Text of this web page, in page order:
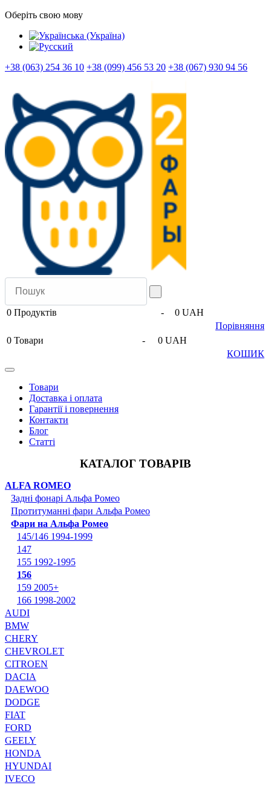
Оберіть свою мову
+38 (063) 254 36 10 +38 (099) 456 53 20 +38 (067) 930 94 56
0 Продуктів -
0 UAH
Порівняння
0 Товари -
0 UAH
КОШИК
Товари
Доставка і оплата
Гарантії і повернення
Контакти
Блог
Статті
КАТАЛОГ ТОВАРІВ
ALFA ROMEO
Задні фонарі Альфа Ромео
Протитуманні фари Альфа Ромео
Фари на Альфа Ромео
145/146 1994-1999
147
155 1992-1995
156
159 2005+
166 1998-2002
AUDI
BMW
CHERY
CHEVROLET
CITROEN
DACIA
DAEWOO
DODGE
FIAT
FORD
GEELY
HONDA
HYUNDAI
IVECO